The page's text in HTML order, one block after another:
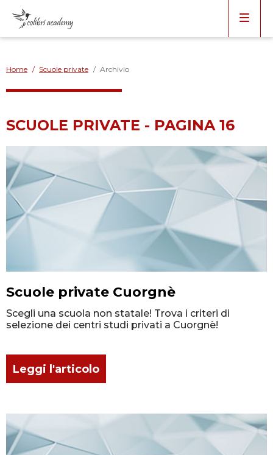
Home / Scuole private / Archivio
SCUOLE PRIVATE - PAGINA 16
Scuole private Cuorgnè
Scegli una scuola non statale! Trova i criteri di
selezione dei centri studi privati a Cuorgnè!
Leggi l'articolo